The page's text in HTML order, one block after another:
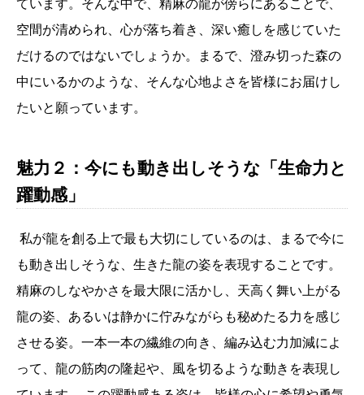
ています。そんな中で、精麻の龍が傍らにあることで、
空間が清められ、心が落ち着き、深い癒しを感じていた
だけるのではないでしょうか。まるで、澄み切った森の
中にいるかのような、そんな心地よさを皆様にお届けし
たいと願っています。
魅力２：今にも動き出しそうな「生命力と
躍動感」
私が龍を創る上で最も大切にしているのは、まるで今に
も動き出しそうな、生きた龍の姿を表現することです。
精麻のしなやかさを最大限に活かし、天高く舞い上がる
龍の姿、あるいは静かに佇みながらも秘めたる力を感じ
させる姿。一本一本の繊維の向き、編み込む力加減によ
って、龍の筋肉の隆起や、風を切るような動きを表現し